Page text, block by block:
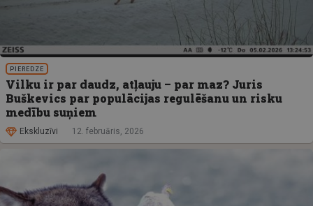
PIEREDZE
Vilku ir par daudz, atļauju – par maz? Juris
Buškevics par populācijas regulēšanu un risku
medību suņiem
Ekskluzīvi 12. februāris, 2026